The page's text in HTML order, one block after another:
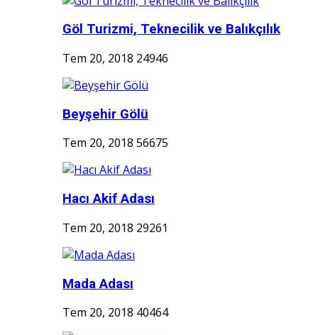
Göl Turizmi, Teknecilik ve Balıkçılık
Tem 20, 2018 24946
Beyşehir Gölü
Tem 20, 2018 56675
Hacı Akif Adası
Tem 20, 2018 29261
Mada Adası
Tem 20, 2018 40464